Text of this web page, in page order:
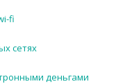
fi
сетях
деньгами